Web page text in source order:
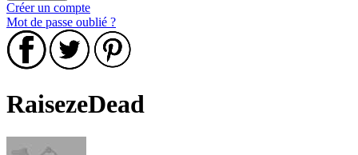
Créer un compte
Mot de passe oublié ?
RaisezeDead